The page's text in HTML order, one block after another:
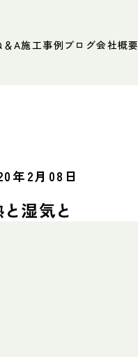
＆A施工事例 ブログ会社概要
年2月08日
と湿気と